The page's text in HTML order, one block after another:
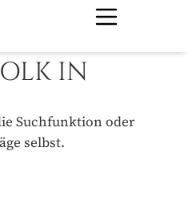
IN
Suchfunktion oder
selbst.